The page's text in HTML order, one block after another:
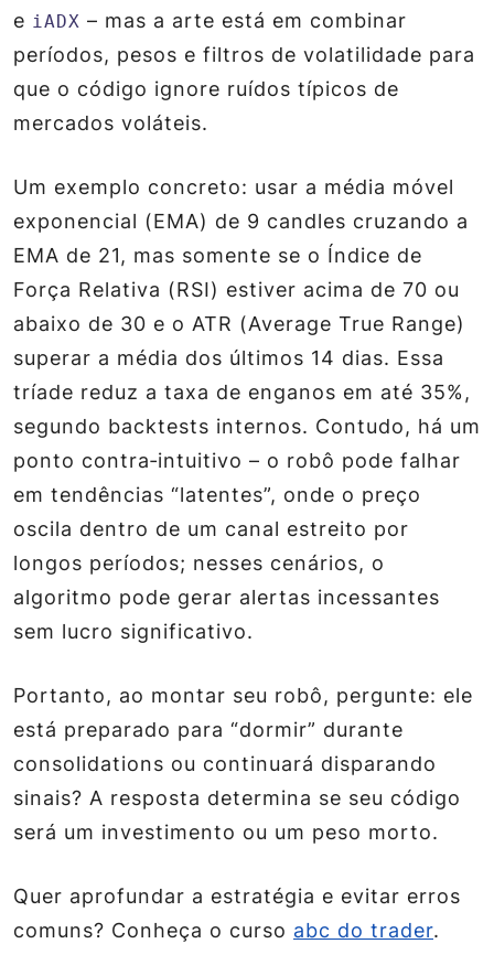
e iADX – mas a arte está em combinar
períodos, pesos e filtros de volatilidade para
que o código ignore ruídos típicos de
mercados voláteis.
Um exemplo concreto: usar a média móvel
exponencial (EMA) de 9 candles cruzando a
EMA de 21, mas somente se o Índice de
Força Relativa (RSI) estiver acima de 70 ou
abaixo de 30 e o ATR (Average True Range)
superar a média dos últimos 14 dias. Essa
tríade reduz a taxa de enganos em até 35%,
segundo backtests internos. Contudo, há um
ponto contra‑intuitivo – o robô pode falhar
em tendências “latentes”, onde o preço
oscila dentro de um canal estreito por
longos períodos; nesses cenários, o
algoritmo pode gerar alertas incessantes
sem lucro significativo.
Portanto, ao montar seu robô, pergunte: ele
está preparado para “dormir” durante
consolidations ou continuará disparando
sinais? A resposta determina se seu código
será um investimento ou um peso morto.
Quer aprofundar a estratégia e evitar erros
comuns? Conheça o curso abc do trader.